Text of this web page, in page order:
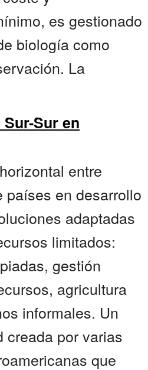
es gestionado
biología como
La
Sur en
entre
países en desarrollo
adaptadas
limitados:
gestión
agricultura
informales. Un
creada por varias
que